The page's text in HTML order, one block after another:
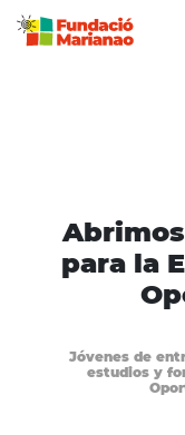
para la
Jóvenes de
estudios y